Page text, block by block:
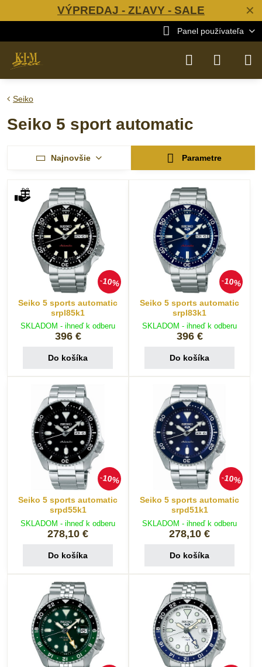
✕
VÝPREDAJ - ZĽAVY - SALE
Panel používateľa
Seiko
Seiko 5 sport automatic
Najnovšie Parametre
10%
Seiko 5 sports automatic
srpl85k1
SKLADOM - ihneď k odberu
396 €
Do košíka
10%
Seiko 5 sports automatic
srpl83k1
SKLADOM - ihneď k odberu
396 €
Do košíka
10%
Seiko 5 sports automatic
srpd55k1
SKLADOM - ihneď k odberu
278,10 €
Do košíka
10%
Seiko 5 sports automatic
srpd51k1
SKLADOM - ihneď k odberu
278,10 €
Do košíka